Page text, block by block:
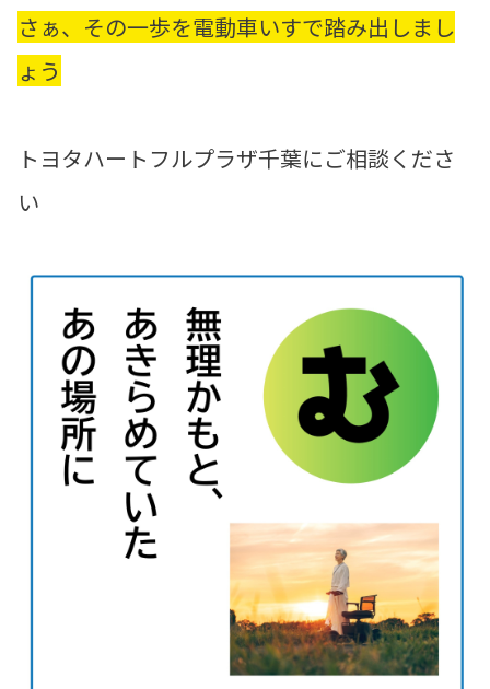
さぁ、その一歩を電動車いすで踏み出しまし
ょう
トヨタハートフルプラザ千葉にご相談くださ
い